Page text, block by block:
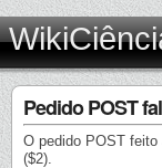
Pedido POST
O pedido POST feito
($2).